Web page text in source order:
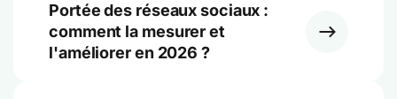
Portée des réseaux sociaux :
comment la mesurer et
l'améliorer en 2026 ?